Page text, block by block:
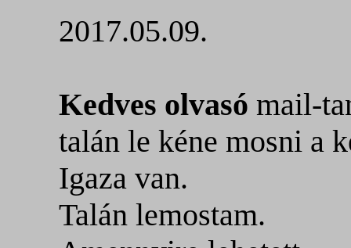
2017.05.09.
Kedves olvasó mail-
talán le kéne mosni a
Igaza van.
Talán lemostam.